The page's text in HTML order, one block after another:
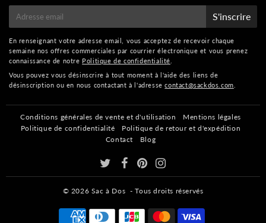
mail
S'inscrire
En renseignant votre adresse email, vous acceptez de recevoir chaque
semaine nos offres commerciales par courrier électronique et vous prenez
connaissance de notre Politique de confidentialité
Vous pouvez vous désinscrire à tout moment à l'aide des liens de
désinscription ou en nous contactant à l'adressecontact@sackdos.com
Conditions générales de vente et d'utilisation
Mentions légales
Politique de confidentialité
Politique de retour et d'expédition
Contact
Blog
© 2026 Sac à Dos - Tous droits réservés